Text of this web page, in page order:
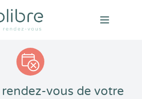
Open
rendez-vous de votre